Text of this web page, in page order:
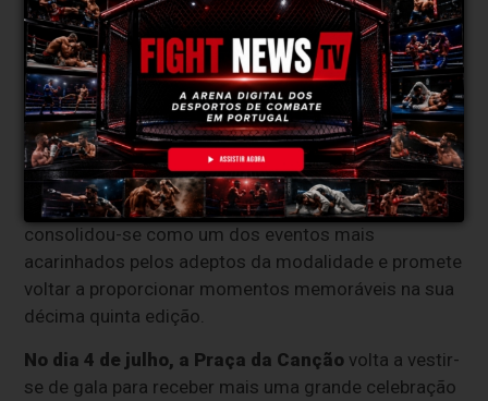
Imagem Instagram
Coimbra prepara-se para mais
uma grande noite deKickboxing
Ao longo de quase duas décadas, oNEXFIGHTER
consolidou-se como um dos eventos mais
acarinhados pelos adeptos da modalidade e promete
voltar a proporcionar momentos memoráveis na sua
décima quinta edição.
No dia 4 de julho, a Praça da Canção volta a vestir-
se de gala para receber mais uma grande celebração